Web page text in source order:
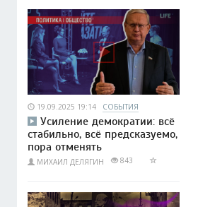
19.09.2025 19:14 СОБЫТИЯ
Усиление демократии: всё
стабильно, всё предсказуемо,
пора отменять
МИХАИЛ ДЕЛЯГИН 843